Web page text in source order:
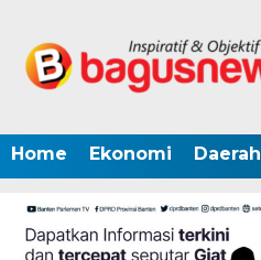
Home Ekonomi Daerah